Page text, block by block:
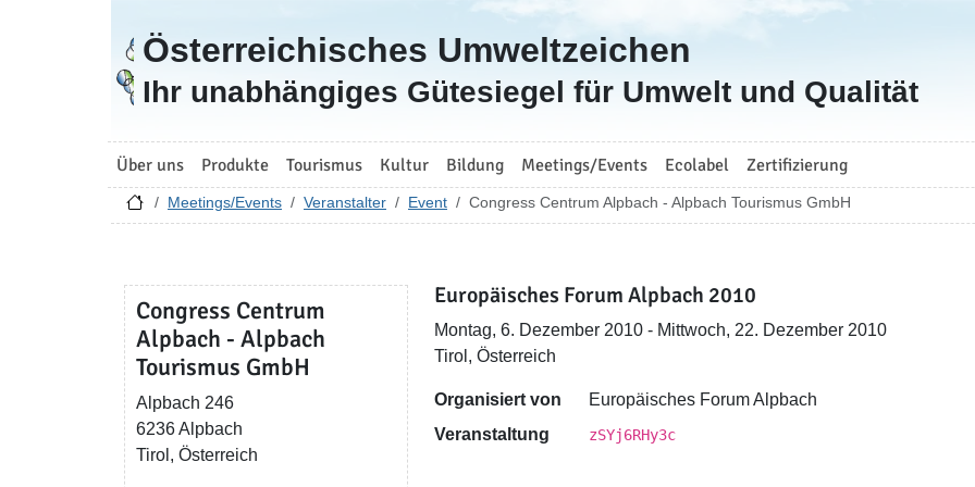
Zur Startseite
Österreichisches Umweltzeichen
Ihr unabhängiges Gütesiegel für Umwelt und Qualität
Über uns Produkte Tourismus Kultur Bildung Meetings/Events Ecolabel Zertifizierung
Meetings/Events Veranstalter Event Congress Centrum Alpbach - Alpbach Tourismus GmbH
Congress Centrum
Alpbach - Alpbach
Tourismus GmbH
Alpbach 246
6236 Alpbach
Tirol, Österreich
Europäisches Forum Alpbach 2010
Montag, 6. Dezember 2010 - Mittwoch, 22. Dezember 2010
Tirol, Österreich
Organisiert von
Europäisches Forum Alpbach
Veranstaltung
zSYj6RHy3c